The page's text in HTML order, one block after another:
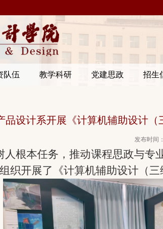
队伍 教学科研 党建思政 招生
品设计系开展《计算机辅助设计
发布时间
人根本任务，推动课程思政与专
织开展了 《计算机辅助设计（三